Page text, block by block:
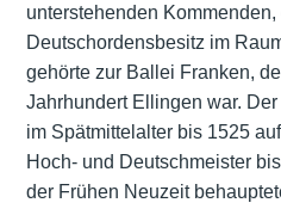
unterstehenden
Deutschordensbesitz im
gehörte zur Ballei Franken,
Jahrhundert Ellingen war.
im Spätmittelalter bis 1525
Hoch- und Deutschmeister
der Frühen Neuzeit